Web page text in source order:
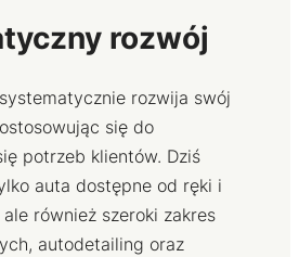
rozwój
rozwija swój
się do
potrzeb klientów. Dziś
auta dostępne od ręki i
również szeroki zakres
autodetailing oraz